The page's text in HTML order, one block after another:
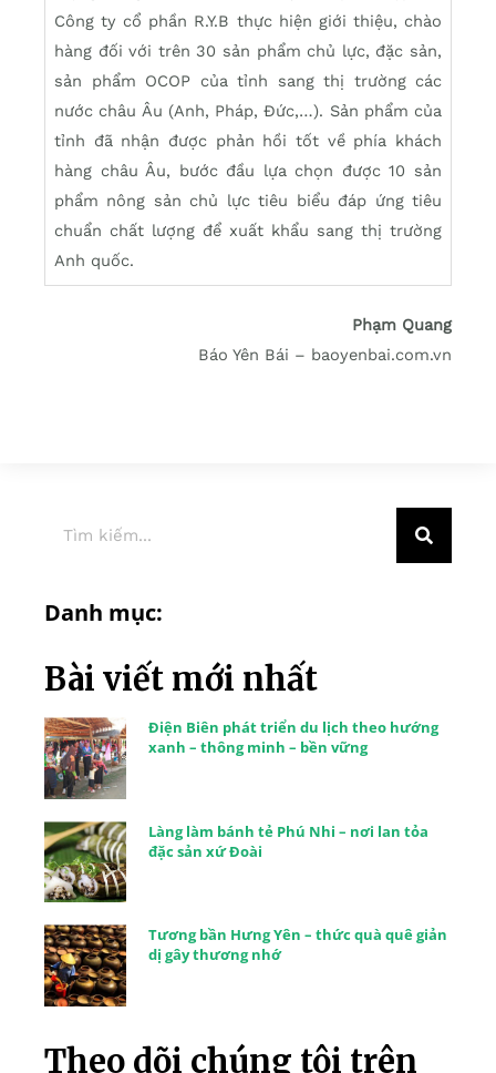
Công ty cổ phần R.Y.B thực hiện giới thiệu, chào
hàng đối với trên 30 sản phẩm chủ lực, đặc sản,
sản phẩm OCOP của tỉnh sang thị trường các
nước châu Âu (Anh, Pháp, Đức,…). Sản phẩm của
tỉnh đã nhận được phản hồi tốt về phía khách
hàng châu Âu, bước đầu lựa chọn được 10 sản
phẩm nông sản chủ lực tiêu biểu đáp ứng tiêu
chuẩn chất lượng để xuất khẩu sang thị trường
Anh quốc.
Phạm Quang
Báo Yên Bái – baoyenbai.com.vn
Danh mục:
Bài viết mới nhất
Điện Biên phát triển du lịch theo hướng
xanh – thông minh – bền vững
Làng làm bánh tẻ Phú Nhi – nơi lan tỏa
đặc sản xứ Đoài
Tương bần Hưng Yên – thức quà quê giản
dị gây thương nhớ
Theo dõi chúng tôi trên